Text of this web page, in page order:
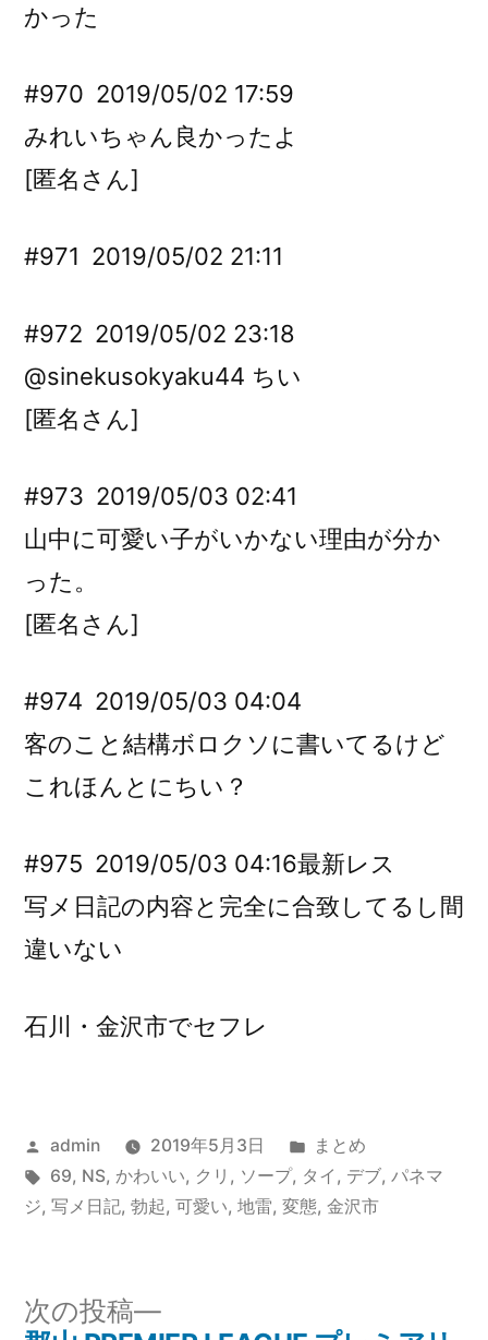
かった
#970 2019/05/02 17:59
みれいちゃん良かったよ
[匿名さん]
#971 2019/05/02 21:11
#972 2019/05/02 23:18
@sinekusokyaku44 ちい
[匿名さん]
#973 2019/05/03 02:41
山中に可愛い子がいかない理由が分か
った。
[匿名さん]
#974 2019/05/03 04:04
客のこと結構ボロクソに書いてるけど
これほんとにちい？
#975 2019/05/03 04:16最新レス
写メ日記の内容と完全に合致してるし間
違いない
石川・金沢市でセフレ
投
稿
者:
admin 2019年5月3日
カ
テ
ゴ
まとめ
タ
グ:
69, NS, かわいい, クリ , ソープ, タイ , デブ, パネマ
ジ, 写メ日記, 勃起, 可愛い, 地雷, 変態, 金沢市
次の投稿
次